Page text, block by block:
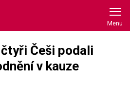
Češi podali
v kauze